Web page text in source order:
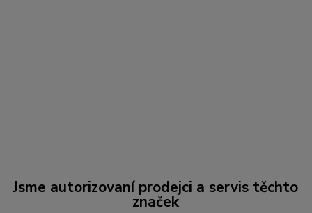
Jsme autorizovaní prodejci a servis těchto
značek